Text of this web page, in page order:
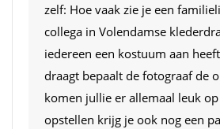
zelf: Hoe vaak zie je een
collega in Volendamse
iedereen een kostuum aan
draagt bepaalt de fotograaf de
komen jullie er allemaal leuk
opstellen krijg je ook nog een